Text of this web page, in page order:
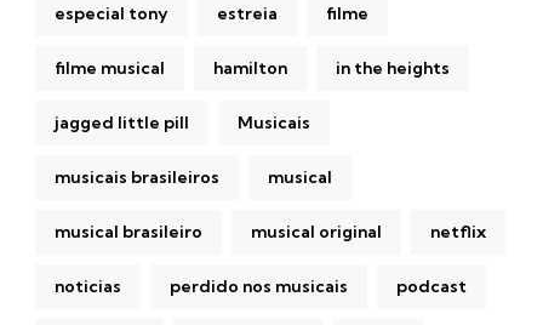
especial tony estreia filme
filme musical hamilton in the heights
jagged little pill Musicais
musicais brasileiros musical
musical brasileiro musical original netflix
noticias perdido nos musicais podcast